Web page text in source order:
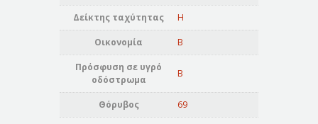
Δείκτης ταχύτητας H
Οικονομία B
Πρόσφυση σε υγρό
οδόστρωμα
B
Θόρυβος 69